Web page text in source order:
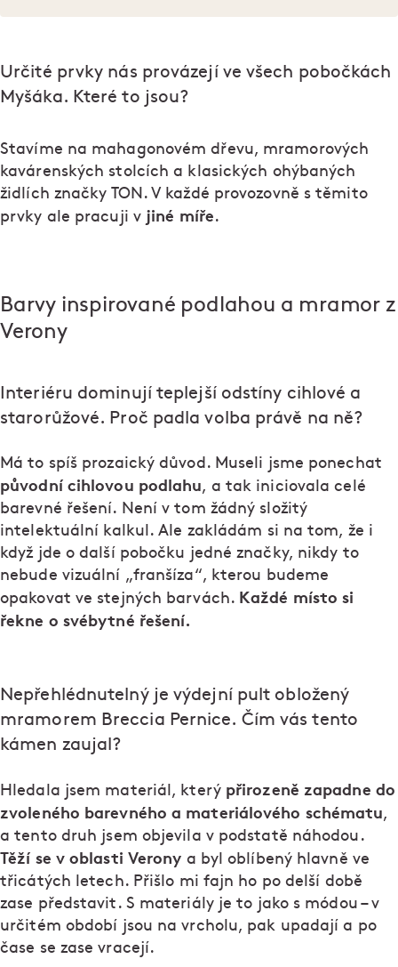
Určité prvky nás provázejí ve všech pobočkách
Myšáka. Které to jsou?
Stavíme na mahagonovém dřevu, mramorových
kavárenských stolcích a klasických ohýbaných
židlích značky TON. V každé provozovně s těmito
prvky ale pracuji vjiné míře.
Barvy inspirované podlahou a mramor z
Verony
Interiéru dominují teplejší odstíny cihlové a
starorůžové. Proč padla volba právě na ně?
Má to spíš prozaický důvod. Museli jsme ponechat
původní cihlovou podlahu, a tak iniciovala celé
barevné řešení. Není v tom žádný složitý
intelektuální kalkul. Ale zakládám si na tom, že i
když jde o další pobočku jedné značky, nikdy to
nebude vizuální „franšíza“, kterou budeme
opakovat ve stejných barvách. Každé místo si
řekne o svébytné řešení.
Nepřehlédnutelný je výdejní pult obložený
mramorem Breccia Pernice. Čím vás tento
kámen zaujal?
Hledala jsem materiál, který přirozeně zapadne do
zvoleného barevného a materiálového schématu,
a tento druh jsem objevila v podstatě náhodou.
Těží se v oblasti Verony a byl oblíbený hlavně ve
třicátých letech. Přišlo mi fajn ho po delší době
zase představit. S materiály je to jako s módou – v
určitém období jsou na vrcholu, pak upadají a po
čase se zase vracejí.